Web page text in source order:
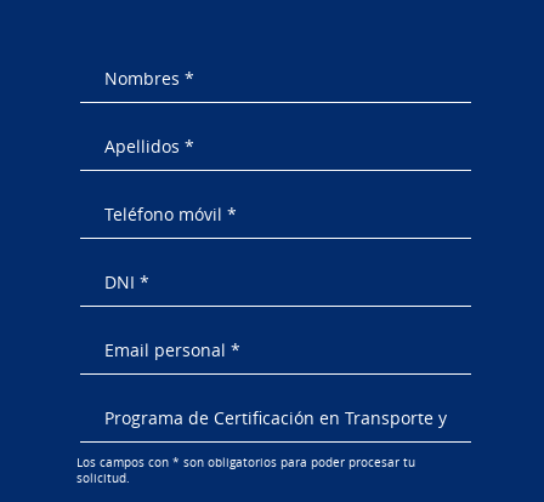
Los campos con * son obligatorios para poder procesar tu
solicitud.